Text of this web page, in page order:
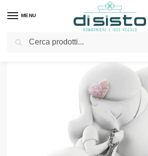
MENU
Home Shop Bomboniere